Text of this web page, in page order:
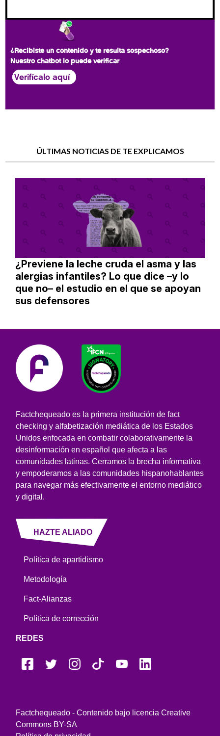
¿Recibiste un contenido y te resulta sospechoso?
Nuestro chatbot lo puede verificar
Verifícalo aquí
ÚLTIMAS NOTICIAS DE TE EXPLICAMOS
¿Previene la leche cruda el asma y las
alergias infantiles? Lo que dice –y lo
que no– el estudio en el que se apoyan
sus defensores
Factchequeado es la primera institución de fact
checking y alfabetización mediática de los Estados
Unidos enfocada en combatir colaborativamente la
desinformación en español que afecta a las
comunidades latinas. Cerramos la brecha informativa
y empoderamos a las comunidades hispanohablantes
para navegar más efectivamente el entorno mediático
y digital.
HAZTE ALIADO
Política de apartidismo
Metodología
Fact-Alianzas
Política de corrección
REDES
Factchequeado - Contenido bajo licencia Creative
Commons BY-SA